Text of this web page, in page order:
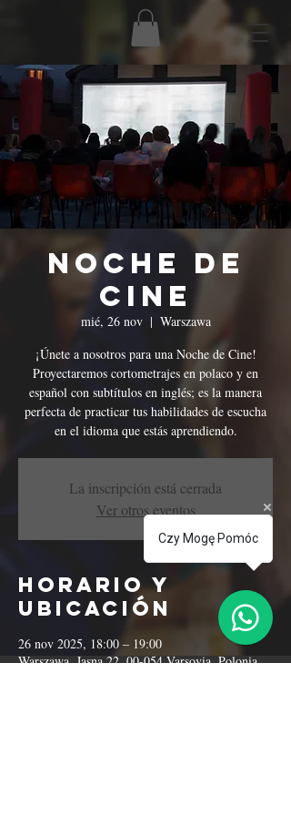
Noche de
Cine
mié, 26 nov
  |
Warszawa
¡Únete a nosotros para una Noche de Cine!
Proyectaremos cortometrajes en polaco y en
español con subtítulos en inglés; es la manera
perfecta de practicar tus habilidades de escucha
en el idioma que estás aprendiendo.
La inscripción está cerrada
Ver otros eventos
Horario y
ubicación
26 nov 2025, 18:00 – 19:00
Warszawa, Jasna 22, 00-054 Varsovia, Polonia
Czy Mogę Pomóc